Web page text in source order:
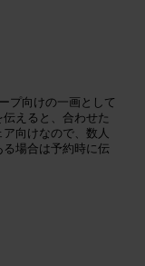
プ向けの一画として
えると、合わせた
向けなので、数人
場合は予約時に伝